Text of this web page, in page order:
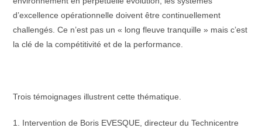
d’excellence opérationnelle doivent être continuellement
challengés. Ce n’est pas un « long fleuve tranquille » mais c’est
la clé de la compétitivité et de la performance.
Trois témoignages illustrent cette thématique.
1. Intervention de Boris EVESQUE, directeur du Technicentre